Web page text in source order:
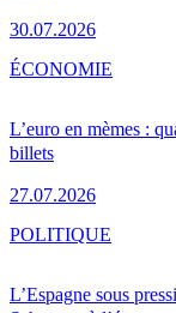
30.07.2026
L’euro en mèmes :
billets
27.07.2026
ÉCONOMIE
L’Espagne sous
POLITIQUE